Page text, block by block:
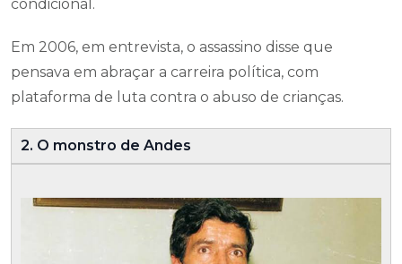
condicional.
Em 2006, em entrevista, o assassino disse que
pensava em abraçar a carreira política, com
plataforma de luta contra o abuso de crianças.
2. O monstro de Andes